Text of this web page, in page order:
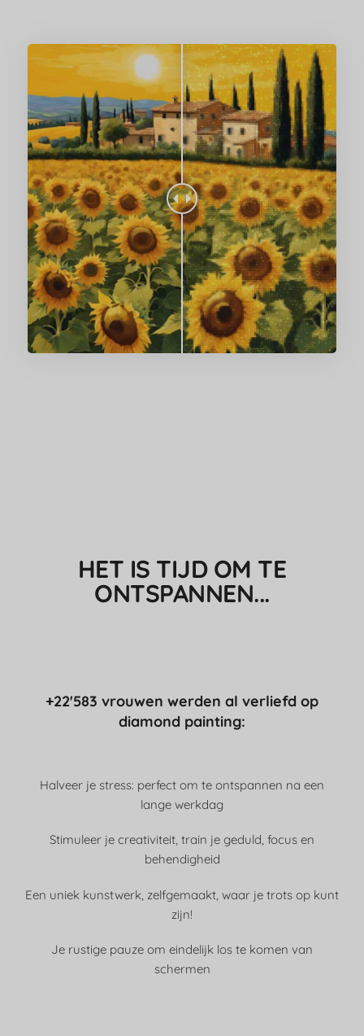
HET IS TIJD OM TE
ONTSPANNEN...
+22'583 vrouwen werden al verliefd op
diamond painting:
Halveer je stress: perfect om te ontspannen na een
lange werkdag
Stimuleer je creativiteit, train je geduld, focus en
behendigheid
Een uniek kunstwerk, zelfgemaakt, waar je trots op kunt
zijn!
Je rustige pauze om eindelijk los te komen van
schermen